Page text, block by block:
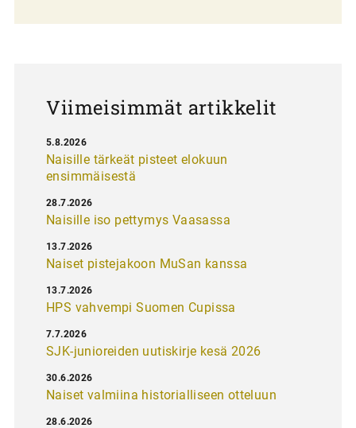
Viimeisimmät artikkelit
Naisille tärkeät pisteet elokuun
ensimmäisestä
5.8.2026
Naisille iso pettymys Vaasassa
28.7.2026
Naiset pistejakoon MuSan kanssa
13.7.2026
HPS vahvempi Suomen Cupissa
13.7.2026
SJK-junioreiden uutiskirje kesä 2026
7.7.2026
Naiset valmiina historialliseen otteluun
30.6.2026
28.6.2026